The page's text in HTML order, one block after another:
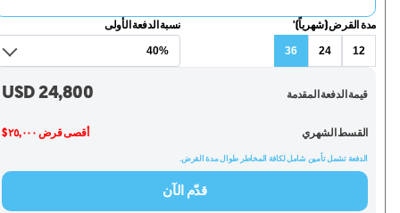
مدة القرض (شهرياً)'
12
24
36
نسبة الدفعة الأولى
قيمة الدفعة المقدمة USD24,800
القسط الشهري أقصى قرض ٢٥,٠٠٠ $
الدفعة تشمل تأمين شامل لكافة المخاطر طوال مدة القرض.
قدّم الآن